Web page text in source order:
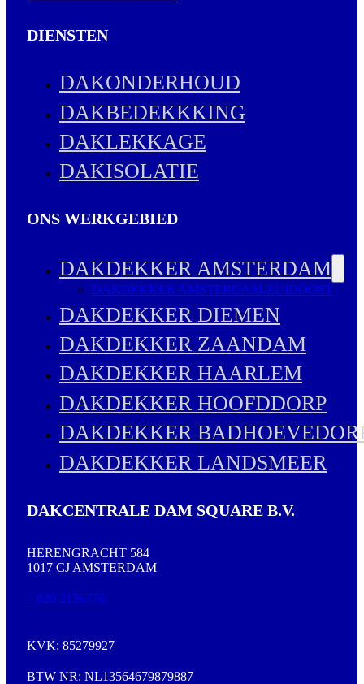
DIENSTEN
DAKONDERHOUD
DAKBEDEKKKING
DAKLEKKAGE
DAKISOLATIE
ONS WERKGEBIED
DAKDEKKER AMSTERDAM
DAKDEKKER AMSTERDAM-ZUIDOOST
DAKDEKKER DIEMEN
DAKDEKKER ZAANDAM
DAKDEKKER HAARLEM
DAKDEKKER HOOFDDORP
DAKDEKKER
DAKDEKKER LANDSMEER
DAKCENTRALE DAM SQUARE B.V.
HERENGRACHT 584
1017 CJ AMSTERDAM
020 2136776
KVK: 85279927
BTW NR: NL13564679879887